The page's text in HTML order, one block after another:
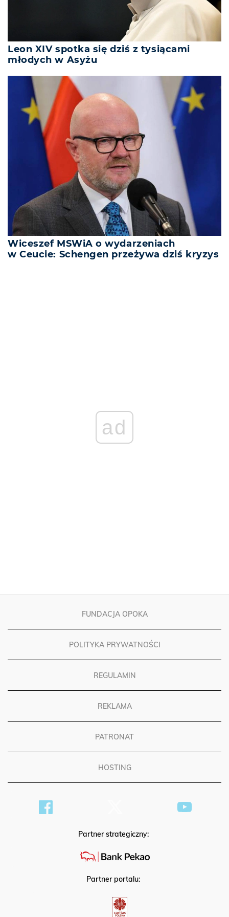
Leon XIV spotka się dziś z tysiącami
młodych w Asyżu
Wiceszef MSWiA o wydarzeniach
w Ceucie: Schengen przeżywa dziś kryzys
FUNDACJA OPOKA
POLITYKA PRYWATNOŚCI
REGULAMIN
REKLAMA
PATRONAT
HOSTING
Partner strategiczny:
Partner portalu: